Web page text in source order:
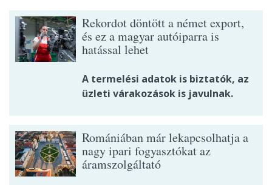
Rekordot döntött a német export,
és ez a magyar autóiparra is
hatással lehet
A termelési adatok is biztatók, az
üzleti várakozások is javulnak.
Romániában már lekapcsolhatja a
nagy ipari fogyasztókat az
áramszolgáltató